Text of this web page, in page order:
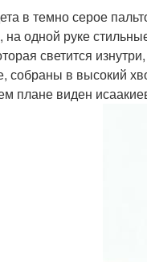
в темно серое
на одной руке
светится
собраны в высокий
плане виден